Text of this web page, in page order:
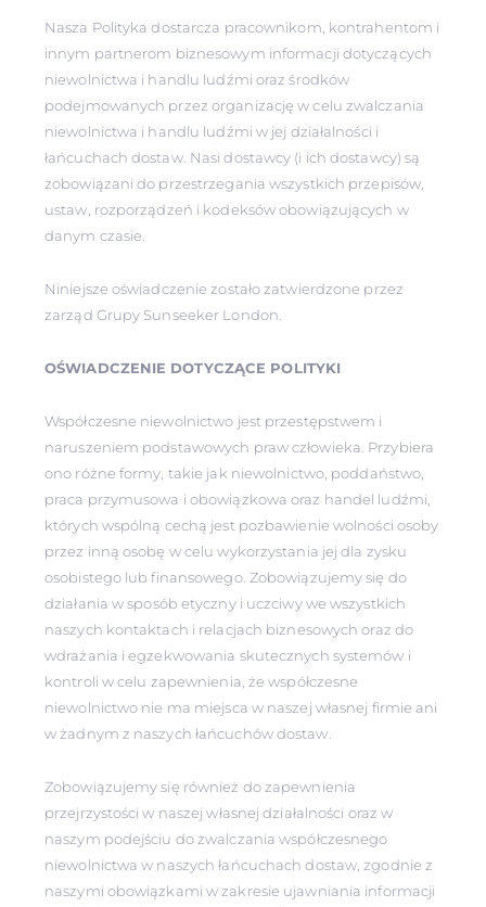
Nasza Polityka dostarcza pracownikom, kontrahentom i
innym partnerom biznesowym informacji dotyczących
niewolnictwa i handlu ludźmi oraz środków
podejmowanych przez organizację w celu zwalczania
niewolnictwa i handlu ludźmi w jej działalności i
łańcuchach dostaw. Nasi dostawcy (i ich dostawcy) są
zobowiązani do przestrzegania wszystkich przepisów,
ustaw, rozporządzeń i kodeksów obowiązujących w
danym czasie.
Niniejsze oświadczenie zostało zatwierdzone przez
zarząd Grupy Sunseeker London.
OŚWIADCZENIE DOTYCZĄCE POLITYKI
Współczesne niewolnictwo jest przestępstwem i
naruszeniem podstawowych praw człowieka. Przybiera
ono różne formy, takie jak niewolnictwo, poddaństwo,
praca przymusowa i obowiązkowa oraz handel ludźmi,
których wspólną cechą jest pozbawienie wolności osoby
przez inną osobę w celu wykorzystania jej dla zysku
osobistego lub finansowego. Zobowiązujemy się do
działania w sposób etyczny i uczciwy we wszystkich
naszych kontaktach i relacjach biznesowych oraz do
wdrażania i egzekwowania skutecznych systemów i
kontroli w celu zapewnienia, że współczesne
niewolnictwo nie ma miejsca w naszej własnej firmie ani
w żadnym z naszych łańcuchów dostaw.
Zobowiązujemy się również do zapewnienia
przejrzystości w naszej własnej działalności oraz w
naszym podejściu do zwalczania współczesnego
niewolnictwa w naszych łańcuchach dostaw, zgodnie z
naszymi obowiązkami w zakresie ujawniania informacji